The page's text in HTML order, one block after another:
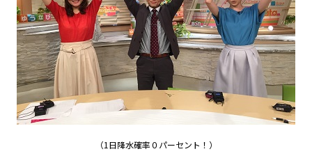
（1日降水確率０パーセント！）